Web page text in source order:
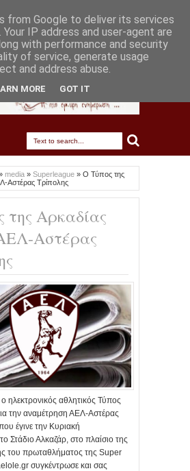
media » Superleague » Ο Τύπος της
Αστέρας Τρίπολης
της Αρκαδίας
Αστέρας
ο ηλεκτρονικός αθλητικός Τύπος
την αναμέτρηση ΑΕΛ-Αστέρας
έγινε την Κυριακή
Στάδιο Αλκαζάρ, στο πλαίσιο της
του πρωταθλήματος της Super
συγκέντρωσε και σας
from Google to deliver its services
IP address and user-agent are
with performance and security
of service, generate usage
and address abuse.
MORE GOT IT